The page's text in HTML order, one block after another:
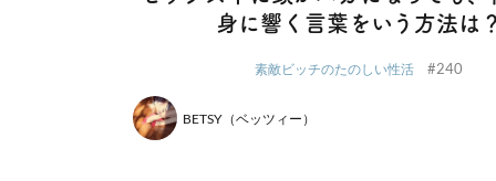
身に響く言葉をいう方法は
素敵ビッチのたのしい性活 #240
BETSY（ベッツィー）